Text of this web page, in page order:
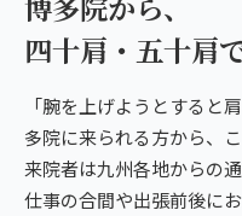
四十肩・五十肩
「腕を上げようとする
多院に来られる方から、
来院者は九州各地からの
仕事の合間や出張前後に